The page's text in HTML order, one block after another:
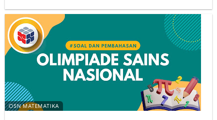
OSN MATEMATIKA